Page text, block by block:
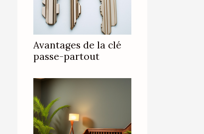
Avantages de la clé
passe-partout